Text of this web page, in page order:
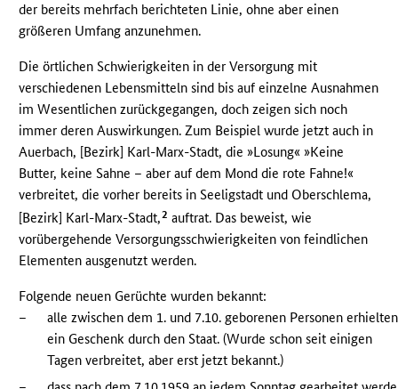
der bereits mehrfach berichteten Linie, ohne aber einen
größeren Umfang anzunehmen.
Die örtlichen Schwierigkeiten in der Versorgung mit
verschiedenen Lebensmitteln sind bis auf einzelne Ausnahmen
im Wesentlichen zurückgegangen, doch zeigen sich noch
immer deren Auswirkungen. Zum Beispiel wurde jetzt auch in
Auerbach, [Bezirk] Karl-Marx-Stadt, die »Losung« »Keine
Butter, keine Sahne – aber auf dem Mond die rote Fahne!«
verbreitet, die vorher bereits in Seeligstadt und Oberschlema,
[Bezirk] Karl-Marx-Stadt,2 auftrat. Das beweist, wie
vorübergehende Versorgungsschwierigkeiten von feindlichen
Elementen ausgenutzt werden.
Folgende neuen Gerüchte wurden bekannt:
–
alle zwischen dem 1. und 7.10. geborenen Personen erhielten
ein Geschenk durch den Staat. (Wurde schon seit einigen
Tagen verbreitet, aber erst jetzt bekannt.)